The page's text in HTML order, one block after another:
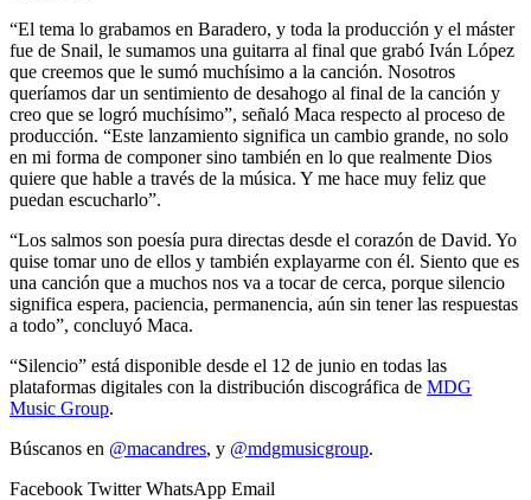
“El tema lo grabamos en Baradero, y toda la producción y el máster
fue de Snail, le sumamos una guitarra al final que grabó Iván López
que creemos que le sumó muchísimo a la canción. Nosotros
queríamos dar un sentimiento de desahogo al final de la canción y
creo que se logró muchísimo”, señaló Maca respecto al proceso de
producción. “Este lanzamiento significa un cambio grande, no solo
en mi forma de componer sino también en lo que realmente Dios
quiere que hable a través de la música. Y me hace muy feliz que
puedan escucharlo”.
“Los salmos son poesía pura directas desde el corazón de David. Yo
quise tomar uno de ellos y también explayarme con él. Siento que es
una canción que a muchos nos va a tocar de cerca, porque silencio
significa espera, paciencia, permanencia, aún sin tener las respuestas
a todo”, concluyó Maca.
“Silencio” está disponible desde el 12 de junio en todas las
plataformas digitales con la distribución discográfica de MDG
Music Group.
Búscanos en @macandres, y @mdgmusicgroup.
Facebook Twitter WhatsApp Email